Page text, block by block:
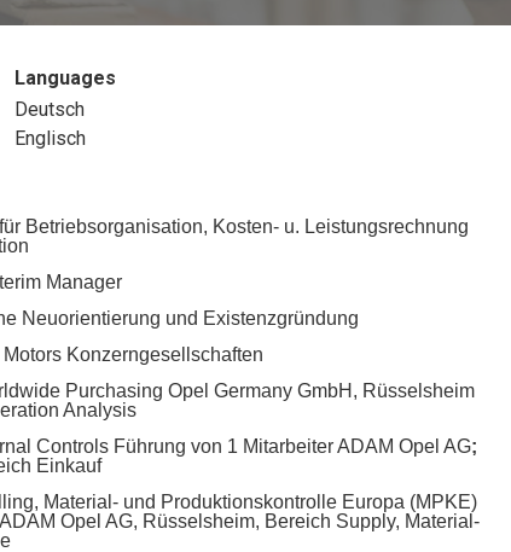
Languages
Deutsch
Englisch
Betriebsorganisation, Kosten- u. Leistungsrechnung
Manager
Neuorientierung und Existenzgründung
Konzerngesellschaften
Purchasing Opel Germany GmbH, Rüsselsheim
Analysis
Controls Führung von 1 Mitarbeiter ADAM Opel AG;
Einkauf
Material- und Produktionskontrolle Europa (MPKE)
Opel AG, Rüsselsheim, Bereich Supply, Material-